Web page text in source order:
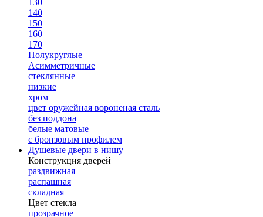
130
140
150
160
170
Полукруглые
Асимметричные
стеклянные
низкие
хром
цвет оружейная вороненая сталь
без поддона
белые матовые
с бронзовым профилем
Душевые двери в нишу
Конструкция дверей
раздвижная
распашная
складная
Цвет стекла
прозрачное